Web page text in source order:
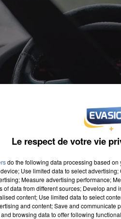
ces prochains jours. La
Le respect de votre vie
do the following data processing based
Use limited data to select
Measure advertising performance;
of data from different sources; Develop
content; Use limited data to select
and content; Save and
browsing data to offer following